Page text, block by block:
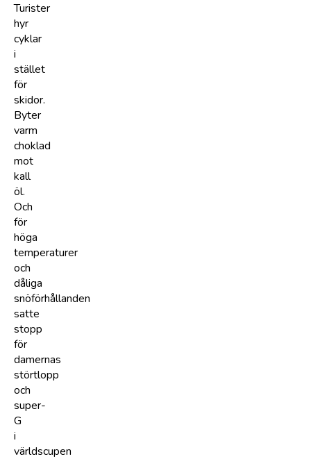
Turister
hyr
cyklar
i
stället
för
skidor.
Byter
varm
choklad
mot
kall
öl.
Och
för
höga
temperaturer
och
dåliga
snöförhållanden
satte
stopp
för
damernas
störtlopp
och
super-
G
i
världscupen